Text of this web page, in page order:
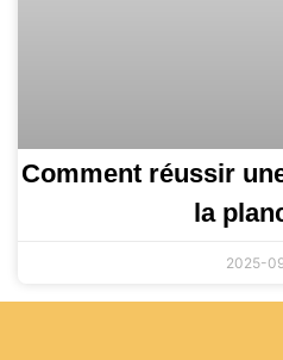
Comment réussir
la
2025-